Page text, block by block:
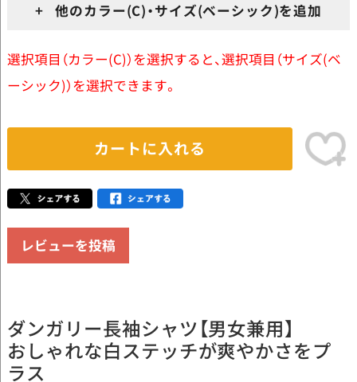
+ 他のカラー(C)・サイズ(ベーシック)を追加
選択項目（カラー(C)）を選択すると、選択項目（サイズ(ベ
ーシック)）を選択できます。
カートに入れる
レビューを投稿
ダンガリー長袖シャツ【男女兼用】
おしゃれな白ステッチが爽やかさをプ
ラス